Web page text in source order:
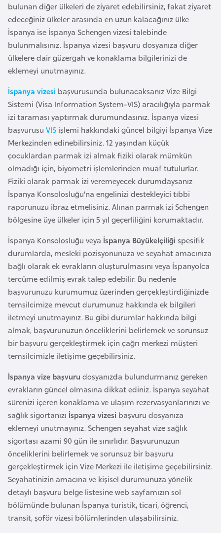
bulunan diğer ülkeleri de ziyaret edebilirsiniz, fakat ziyaret
edeceğiniz ülkeler arasında en uzun kalacağınız ülke
İspanya ise İspanya Schengen vizesi talebinde
bulunmalısınız. İspanya vizesi başvuru dosyanıza diğer
ülkelere dair güzergah ve konaklama bilgilerinizi de
eklemeyi unutmayınız.
İspanya vizesi başvurusunda bulunacaksanız Vize Bilgi
Sistemi (Visa Information System-VIS) aracılığıyla parmak
izi taraması yaptırmak durumundasınız. İspanya vizesi
başvurusu VIS işlemi hakkındaki güncel bilgiyi İspanya Vize
Merkezinden edinebilirsiniz. 12 yaşından küçük
çocuklardan parmak izi almak fiziki olarak mümkün
olmadığı için, biyometri işlemlerinden muaf tutulurlar.
Fiziki olarak parmak izi veremeyecek durumdaysanız
İspanya Konsolosluğu’na engelinizi destekleyici tıbbi
raporunuzu ibraz etmelisiniz. Alınan parmak izi Schengen
bölgesine üye ülkeler için 5 yıl geçerliliğini korumaktadır.
İspanya Konsolosluğu veya İspanya Büyükelçiliği spesifik
durumlarda, mesleki pozisyonunuza ve seyahat amacınıza
bağlı olarak ek evrakların oluşturulmasını veya İspanyolca
tercüme edilmiş evrak talep edebilir. Bu nedenle
başvurunuzu kurumumuz üzerinden gerçekleştirdiğinizde
temsilcimize mevcut durumunuz hakkında ek bilgileri
iletmeyi unutmayınız. Bu gibi durumlar hakkında bilgi
almak, başvurunuzun önceliklerini belirlemek ve sorunsuz
bir başvuru gerçekleştirmek için çağrı merkezi müşteri
temsilcimizle iletişime geçebilirsiniz.
İspanya vize başvuru dosyanızda bulundurmanız gereken
evrakların güncel olmasına dikkat ediniz. İspanya seyahat
sürenizi içeren konaklama ve ulaşım rezervasyonlarınızı ve
sağlık sigortanızı İspanya vizesi başvuru dosyanıza
eklemeyi unutmayınız. Schengen seyahat vize sağlık
sigortası azami 90 gün ile sınırlıdır. Başvurunuzun
önceliklerini belirlemek ve sorunsuz bir başvuru
gerçekleştirmek için Vize Merkezi ile iletişime geçebilirsiniz.
Seyahatinizin amacına ve kişisel durumunuza yönelik
detaylı başvuru belge listesine web sayfamızın sol
bölümünde bulunan İspanya turistik, ticari, öğrenci,
transit, şoför vizesi bölümlerinden ulaşabilirsiniz.
B
u
r
k
i
n
F
a
s
o
Ç
a
d
Ç
k
C
u
m
h
u
r
i
e
t
i
C
e
z
a
y
i
r
C